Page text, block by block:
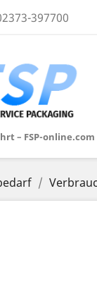
397700
– FSP-online.com